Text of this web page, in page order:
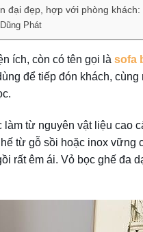
đại đẹp, hợp với phòng khách:
Phát
ích, còn có tên gọi là sofa
để tiếp đón khách,
từ nguyên vật liệu cao
từ gỗ sồi hoặc inox
rất êm ái. Vỏ bọc ghế đa